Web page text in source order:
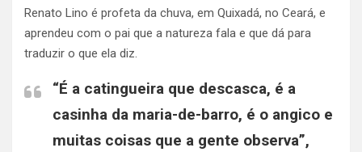
Renato Lino é profeta da chuva, em Quixadá, no Ceará, e
aprendeu com o pai que a natureza fala e que dá para
traduzir o que ela diz.
“É a catingueira que descasca, é a
casinha da maria-de-barro, é o angico e
muitas coisas que a gente observa”,